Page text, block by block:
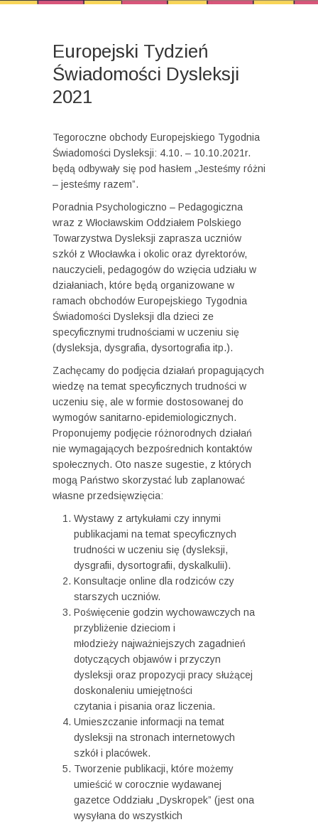
Europejski Tydzień
Świadomości Dysleksji
2021
Tegoroczne obchody Europejskiego Tygodnia
Świadomości Dysleksji: 4.10. – 10.10.2021r.
będą odbywały się pod hasłem „Jesteśmy różni
– jesteśmy razem”.
Poradnia Psychologiczno – Pedagogiczna
wraz z Włocławskim Oddziałem Polskiego
Towarzystwa Dysleksji zaprasza uczniów
szkół z Włocławka i okolic oraz dyrektorów,
nauczycieli, pedagogów do wzięcia udziału w
działaniach, które będą organizowane w
ramach obchodów Europejskiego Tygodnia
Świadomości Dysleksji dla dzieci ze
specyficznymi trudnościami w uczeniu się
(dysleksja, dysgrafia, dysortografia itp.).
Zachęcamy do podjęcia działań propagujących
wiedzę na temat specyficznych trudności w
uczeniu się, ale w formie dostosowanej do
wymogów sanitarno-epidemiologicznych.
Proponujemy podjęcie różnorodnych działań
nie wymagających bezpośrednich kontaktów
społecznych. Oto nasze sugestie, z których
mogą Państwo skorzystać lub zaplanować
własne przedsięwzięcia:
Wystawy z artykułami czy innymi
publikacjami na temat specyficznych
trudności w uczeniu się (dysleksji,
dysgrafii, dysortografii, dyskalkulii).
Konsultacje online dla rodziców czy
starszych uczniów.
Poświęcenie godzin wychowawczych na
przybliżenie dzieciom i
młodzieży najważniejszych zagadnień
dotyczących objawów i przyczyn
dysleksji oraz propozycji pracy służącej
doskonaleniu umiejętności
czytania i pisania oraz liczenia.
Umieszczanie informacji na temat
dysleksji na stronach internetowych
szkół i placówek.
Tworzenie publikacji, które możemy
umieścić w corocznie wydawanej
gazetce Oddziału „Dyskropek” (jest ona
wysyłana do wszystkich